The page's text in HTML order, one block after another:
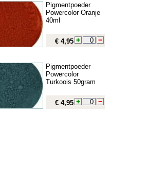
Pigmentpoeder
Powercolor Oranje
40ml
€ 4,95
Pigmentpoeder
Powercolor
Turkoois 50gram
€ 4,95